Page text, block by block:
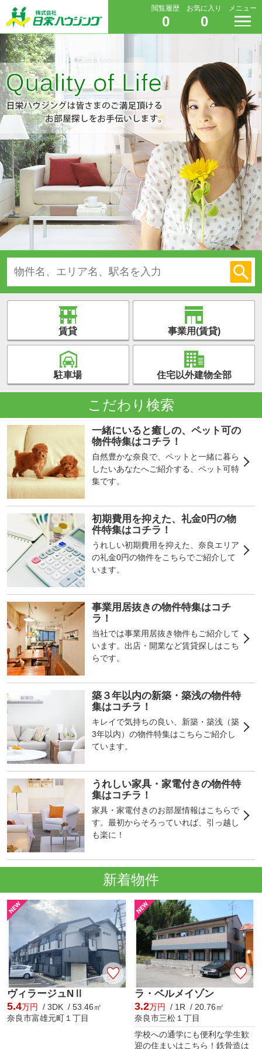
閲覧履歴
0
お気に入り
0
メニュー
賃貸 事業用(賃貸)
駐車場 住宅以外建物全部
こだわり検索
一緒にいると癒しの、ペット可の
物件特集はコチラ！
自然豊かな奈良で、ペットと一緒に暮ら
したいあなたへご紹介する、ペット可特
集です。
初期費用を抑えた、礼金0円の物
件特集はコチラ！
うれしい初期費用を抑えた、奈良エリア
の礼金0円の物件をこちらでご紹介して
います。
事業用居抜きの物件特集はコチ
ラ！
当社では事業用居抜き物件もご紹介して
います。出店・開業など賃貸探しはこち
らです。
築３年以内の新築・築浅の物件特
集はコチラ！
キレイで気持ちの良い、新築・築浅（築
3年以内）の物件特集はこちらご紹介し
ています。
うれしい家具・家電付きの物件特
集はコチラ！
家具・家電付きのお部屋情報はこちらで
す。最初からそろっていれば、引っ越し
も楽に！
新着物件
ヴィラージュNⅡ
5.4万円
/ 3DK / 53.46㎡
奈良市富雄元町１丁目
ラ・ベルメイゾン
3.2万円
/ 1R / 20.76㎡
奈良市三松１丁目
学校への通学にも便利な学生歓
迎の住まいはこちら！鉄骨造は